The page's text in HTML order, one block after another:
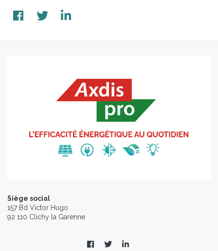
Siège social
157 Bd Victor Hugo
92 110 Clichy la Garenne